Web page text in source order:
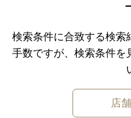
山梨県
愛知県
カレー
カレーライス 欧風カレ
検索条件に合致する検索
手数ですが、検索条件を
店